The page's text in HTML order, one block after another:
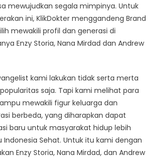
mewujudkan segala mimpinya. Untuk
ini, KlikDokter menggandeng Brand
mewakili profil dan generasi di
Enzy Storia, Nana Mirdad dan Andrew
kami lakukan tidak serta merta
saja. Tapi kami melihat para
mewakili figur keluarga dan
berbeda, yang diharapkan dapat
baru untuk masyarakat hidup lebih
Sehat. Untuk itu kami dengan
Enzy Storia, Nana Mirdad, dan Andrew